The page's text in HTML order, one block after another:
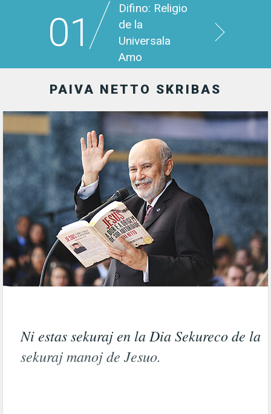
01
Difino: Religio
de la
Universala
Amo
PAIVA NETTO SKRIBAS
Ni estas sekuraj en la Dia Sekureco de la
sekuraj manoj de Jesuo.